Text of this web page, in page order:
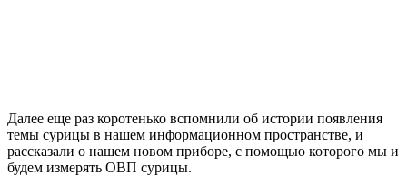
Далее еще раз коротенько вспомнили об истории появления
темы сурицы в нашем информационном пространстве, и
рассказали о нашем новом приборе, с помощью которого мы и
будем измерять ОВП сурицы.